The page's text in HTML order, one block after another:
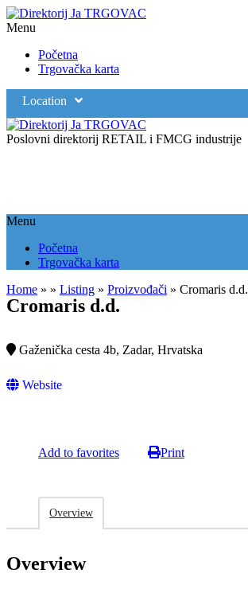
Menu
Početna
Trgovačka karta
Location
Poslovni direktorij RETAIL i FMCG industrije
Menu
Početna
Trgovačka karta
Home » » Listing » Proizvođači » Cromaris d.d.
Cromaris d.d.
Gaženička cesta 4b, Zadar, Hrvatska
Website
Add to favorites Print
Overview
Overview